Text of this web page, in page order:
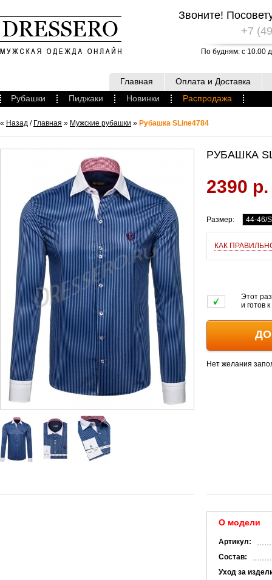
Звоните!
+7
По будням: с 10.00
Главная
Оплата и Доставка
Рубашки
Пиджаки Новинки Распродажа
« Назад / Главная » Мужские рубашки » Рубашка SLine4784
РУБАШКА
2390 р.
Размер: 44-46/S
КАК
Этот
и готов
Нет желания
О модели
Артикул:
Состав:
Уход за